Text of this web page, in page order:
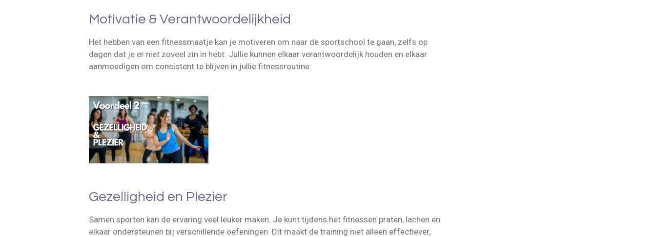
Motivatie & Verantwoordelijkheid
Het hebben van een fitnessmaatje kan je motiveren om naar de sportschool te gaan, zelfs op
dagen dat je er niet zoveel zin in hebt. Jullie kunnen elkaar verantwoordelijk houden en elkaar
aanmoedigen om consistent te blijven in jullie fitnessroutine.
Gezelligheid en Plezier
Samen sporten kan de ervaring veel leuker maken. Je kunt tijdens het fitnessen praten, lachen en
elkaar ondersteunen bij verschillende oefeningen. Dit maakt de training niet alleen effectiever,